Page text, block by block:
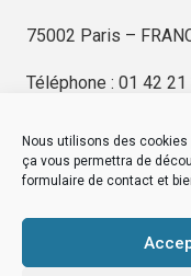
Nous utilisons des
ça vous permettra de
formulaire de contact et
75002 Paris –
Téléphone : 01 42 21
EDITIONS